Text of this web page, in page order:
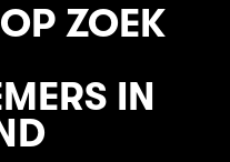
ZOEK
IN